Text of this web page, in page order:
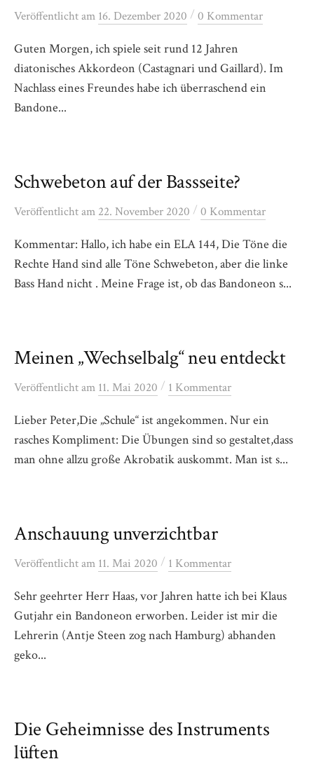
Veröffentlichtam 16. Dezember 2020 / 0 Kommentar
Guten Morgen, ich spiele seit rund 12 Jahren
diatonisches Akkordeon (Castagnari und Gaillard). Im
Nachlass eines Freundes habe ich überraschend ein
Bandone...
Schwebeton auf der Bassseite?
Veröffentlichtam 22. November 2020 / 0 Kommentar
Kommentar: Hallo, ich habe ein ELA 144, Die Töne die
Rechte Hand sind alle Töne Schwebeton, aber die linke
Bass Hand nicht . Meine Frage ist, ob das Bandoneon s...
Meinen „Wechselbalg“ neu entdeckt
Veröffentlichtam 11. Mai 2020 / 1 Kommentar
Lieber Peter,Die „Schule“ ist angekommen. Nur ein
rasches Kompliment: Die Übungen sind so gestaltet,dass
man ohne allzu große Akrobatik auskommt. Man ist s...
Anschauung unverzichtbar
Veröffentlichtam 11. Mai 2020 / 1 Kommentar
Sehr geehrter Herr Haas, vor Jahren hatte ich bei Klaus
Gutjahr ein Bandoneon erworben. Leider ist mir die
Lehrerin (Antje Steen zog nach Hamburg) abhanden
geko...
Die Geheimnisse des Instruments
lüften